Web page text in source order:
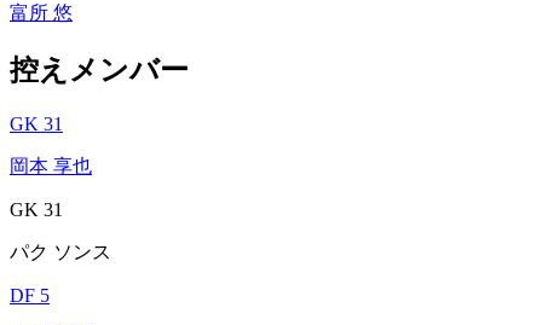
富所 悠
控えメンバー
GK 31
岡本 享也
GK 31
パク ソンス
DF 5